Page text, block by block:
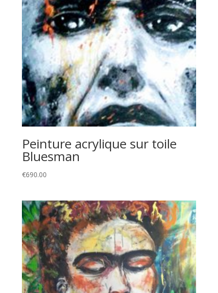
Peinture acrylique sur toile
Bluesman
€690.00